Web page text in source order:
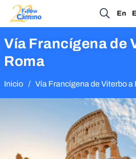
En
Vía Francígena de
Roma
Inicio / Vía Francígena de Viterbo a